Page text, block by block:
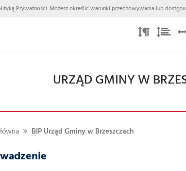
Prywatności. Możesz określić warunki przechowywania lub
URZĄD GMINY W
BIP Urząd Gminy w Brzeszczach